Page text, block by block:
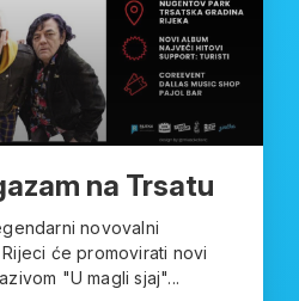
na Trsatu
novovalni
će promovirati novi
"U magli sjaj"...